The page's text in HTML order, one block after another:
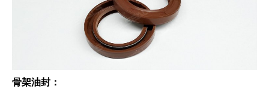
骨架油封：